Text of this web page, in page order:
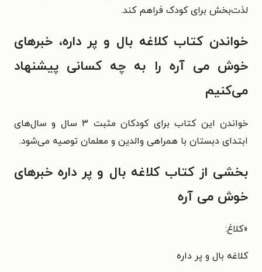
لذت‌بخش برای کودک فراهم کند.
خواندن کتاب کلاغه بال و پر داره، خبرهای
خوش می آره را به چه کسانی پیشنهاد
می‌کنیم
خواندن این کتاب برای کودکان مثبت ۳ سال و سال‌های
ابتدای دبستان با همراهی والدین و معلمان توصیه می‌شود.
بخشی از کتاب کلاغه بال و پر داره خبرهای
خوش می آره
«کلاغ:
کلاغه بال و پر داره